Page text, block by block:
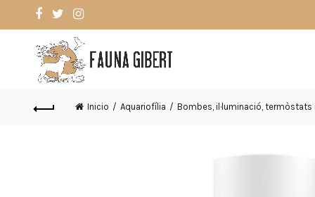
Inicio Aquariofília Bombes, il·luminació, termòstats